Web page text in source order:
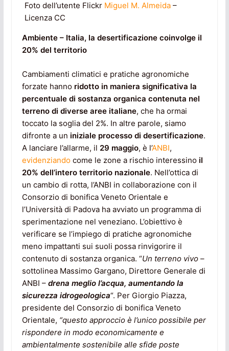
Foto dell’utente Flickr Miguel M. Almeida–
Licenza CC
Ambiente – Italia, la desertificazione coinvolge il
20% del territorio
Cambiamenti climatici e pratiche agronomiche
forzate hanno ridotto in maniera significativa la
percentuale di sostanza organica contenuta nel
terreno di diverse aree italiane, che ha ormai
toccato la soglia del 2%. In altre parole, siamo
difronte a un iniziale processo di desertificazione.
A lanciare l’allarme, il 29 maggio, è l’ANBI,
evidenziandocome le zone a rischio interessino il
20% dell’intero territorio nazionale. Nell’ottica di
un cambio di rotta, l’ANBI in collaborazione con il
Consorzio di bonifica Veneto Orientale e
l’Università di Padova ha avviato un programma di
sperimentazione nel veneziano. L’obiettivo è
verificare se l’impiego di pratiche agronomiche
meno impattanti sui suoli possa rinvigorire il
contenuto di sostanza organica. “Un terreno vivo–
sottolinea Massimo Gargano, Direttore Generale di
ANBI – drena meglio l’acqua, aumentando la
sicurezza idrogeologica“. Per Giorgio Piazza,
presidente del Consorzio di bonifica Veneto
Orientale, “questo approccio è l’unico possibile per
rispondere in modo economicamente e
ambientalmente sostenibile alle sfide poste